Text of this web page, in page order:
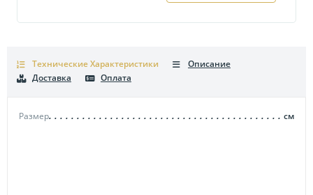
Технические Характеристики
Размер см
Описание
Доставка
Оплата